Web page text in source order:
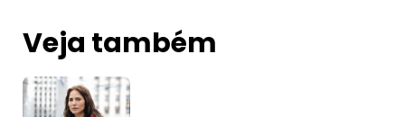
Veja também